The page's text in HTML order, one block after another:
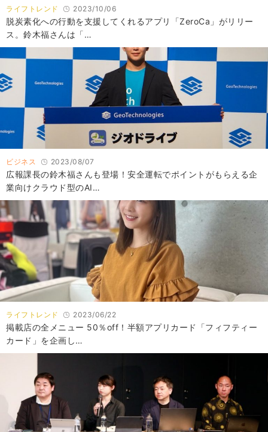
ライフトレンド 2023/10/06
脱炭素化への行動を支援してくれるアプリ「ZeroCa」がリリー
ス。鈴木福さんは「…
ビジネス 2023/08/07
広報課長の鈴木福さんも登場！安全運転でポイントがもらえる企
業向けクラウド型のAI…
ライフトレンド 2023/06/22
掲載店の全メニュー 50％off！半額アプリカード「フィフティー
カード」を企画し…